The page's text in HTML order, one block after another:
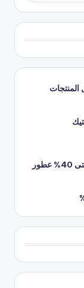
على افضل المنتجات
كود خصم قراس للعطور Grasse وتخفيضات حتى 40% عطور